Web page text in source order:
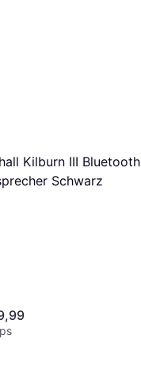
Kilburn III Bluetooth
Schwarz